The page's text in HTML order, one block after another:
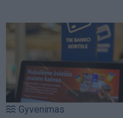
Gyvenimas